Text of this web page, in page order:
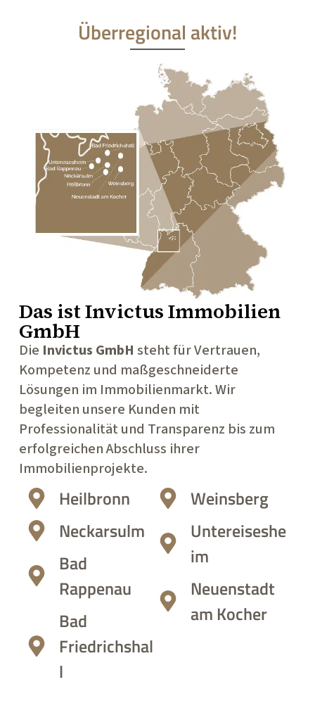
Überregional aktiv!
Das istInvictus Immobilien
GmbH
Die Invictus GmbH steht für Vertrauen,
Kompetenz und maßgeschneiderte
Lösungen im Immobilienmarkt. Wir
begleiten unsere Kunden mit
Professionalität und Transparenz bis zum
erfolgreichen Abschluss ihrer
Immobilienprojekte.
Heilbronn
Neckarsulm
Bad
Rappenau
Bad
Friedrichshal
l
Weinsberg
Untereiseshe
im
Neuenstadt
am Kocher